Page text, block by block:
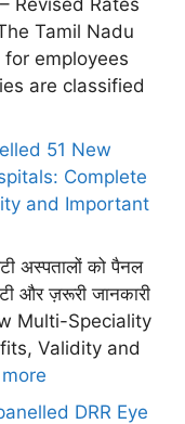
Rates
Tamil Nadu
employees
are classified
51 New
Complete
and Important
अस्पतालों को पैनल
और ज़रूरी जानकारी
Multi-Speciality
Validity and
DRR Eye